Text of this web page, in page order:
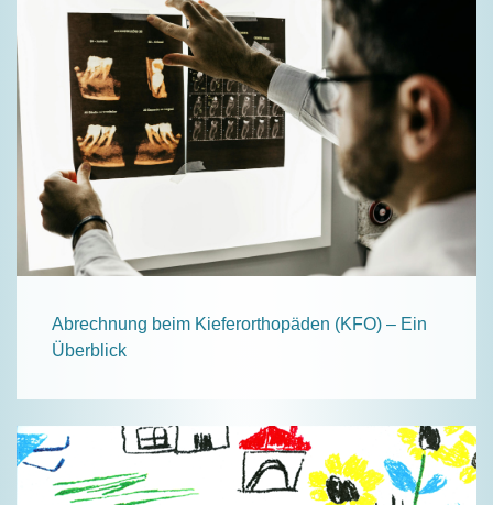
Abrechnung beim Kieferorthopäden (KFO) – Ein
Überblick